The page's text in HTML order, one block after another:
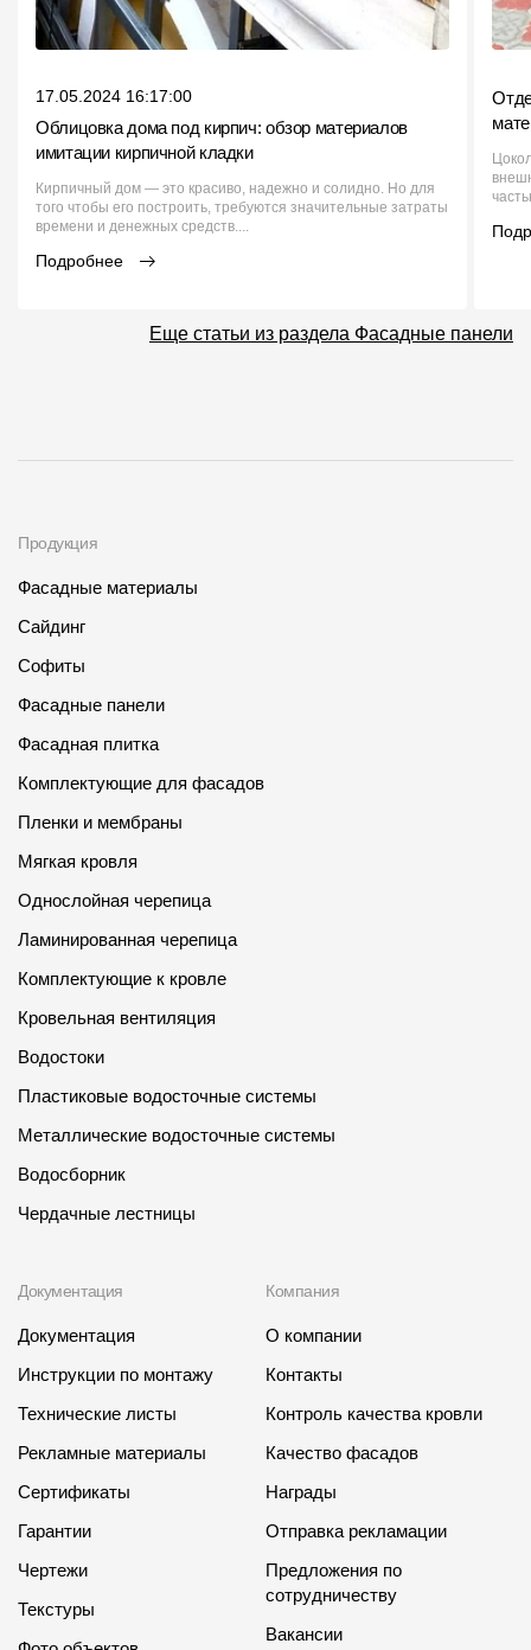
17.05.2024 16:17:00
Облицовка дома под кирпич: обзор материалов
имитации кирпичной кладки
Кирпичный дом — это красиво, надежно и солидно. Но для
того чтобы его построить, требуются значительные затраты
времени и денежных средств....
Подробнее
Еще статьи из раздела Фасадные панели
Продукция
Фасадные материалы
Сайдинг
Софиты
Фасадные панели
Фасадная плитка
Комплектующие для фасадов
Пленки и мембраны
Мягкая кровля
Однослойная черепица
Ламинированная черепица
Комплектующие к кровле
Кровельная вентиляция
Водостоки
Пластиковые водосточные системы
Металлические водосточные системы
Водосборник
Чердачные лестницы
Документация
Документация
Инструкции по монтажу
Технические листы
Рекламные материалы
Сертификаты
Гарантии
Чертежи
Текстуры
Компания
О компании
Контакты
Контроль качества кровли
Качество фасадов
Награды
Отправка рекламации
Предложения по
сотрудничеству
Вакансии